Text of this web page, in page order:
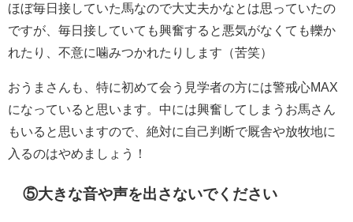
ほぼ毎日接していた馬なので大丈夫かなとは思っていたの
ですが、毎日接していても興奮すると悪気がなくても轢か
れたり、不意に噛みつかれたりします（苦笑）
おうまさんも、特に初めて会う見学者の方には警戒心MAX
になっていると思います。中には興奮してしまうお馬さん
もいると思いますので、絶対に自己判断で厩舎や放牧地に
入るのはやめましょう！
⑤大きな音や声を出さないでください